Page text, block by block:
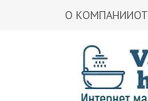
О КОМПАНИИ